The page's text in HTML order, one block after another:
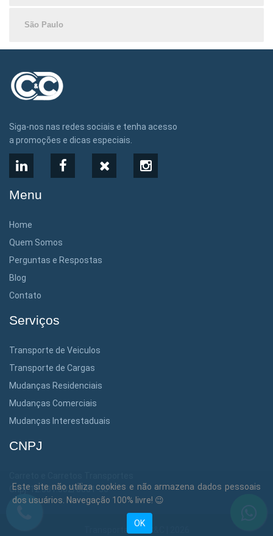
São Paulo
Siga-nos nas redes sociais e tenha acesso
a promoções e dicas especiais.
LinkedInFacebook Instagram
Menu
Home
Quem Somos
Perguntas e Respostas
Blog
Contato
Serviços
Transporte de Veiculos
Transporte de Cargas
Mudanças Residenciais
Mudanças Comerciais
Mudanças Interestaduais
CNPJ
Cnpj: 12.381.302/0001-36
Transportadora C&C | 2026
Este site não utiliza cookies e não armazena dados pessoais
dos usuários. Navegação 100% livre! 😉
OK